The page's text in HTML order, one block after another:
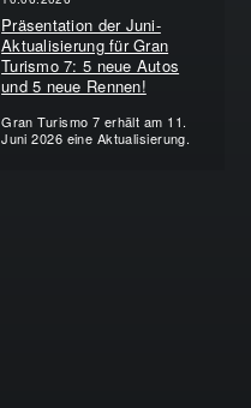
Präsentation der Juni-
Aktualisierung für Gran
Turismo 7: 5 neue Autos
und 5 neue Rennen!
Gran Turismo 7 erhält am 11.
Juni 2026 eine Aktualisierung.